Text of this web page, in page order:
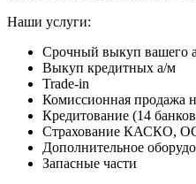
Наши услуги:
Срочный выкуп вашего
Выкуп кредитных а/м
Trade-in
Комиссионная продажа
Кредитование (14
Страхование КАСКО,
Дополнительное
Запасные части